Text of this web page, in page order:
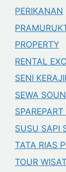
PERIKANAN
PROPERTY
RENTAL
SENI
SEWA
SUSU SAPI
TATA RIAS
TOUR